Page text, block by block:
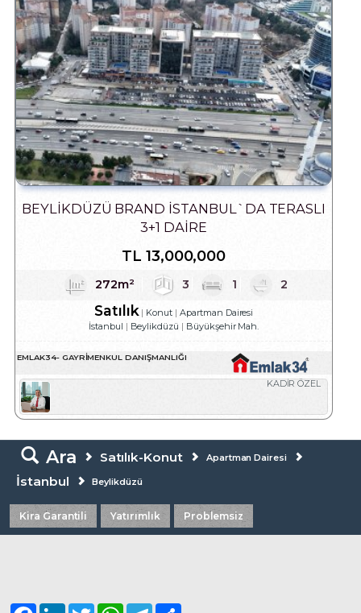
BEYLİKDÜZÜ BRAND İSTANBUL`DA TERASLI
3+1 DAİRE
TL 13,000,000
272m² 3 1 2
Satılık Konut
Apartman Dairesi
İstanbul
Beylikdüzü Büyükşehir Mah.
EMLAK34- GAYRIMENKUL DANIŞMANLIĞI
KADİR ÖZEL
Ara Satılık-Konut Apartman Dairesi
İstanbul Beylikdüzü
Kira Garantili Yatırımlık Problemsiz
FacebookLinkedInTwitter WhatsAppTelegram